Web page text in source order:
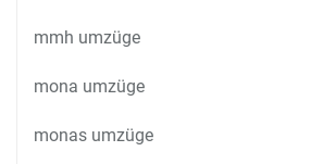
mmh umzüge
mona umzüge
monas umzüge